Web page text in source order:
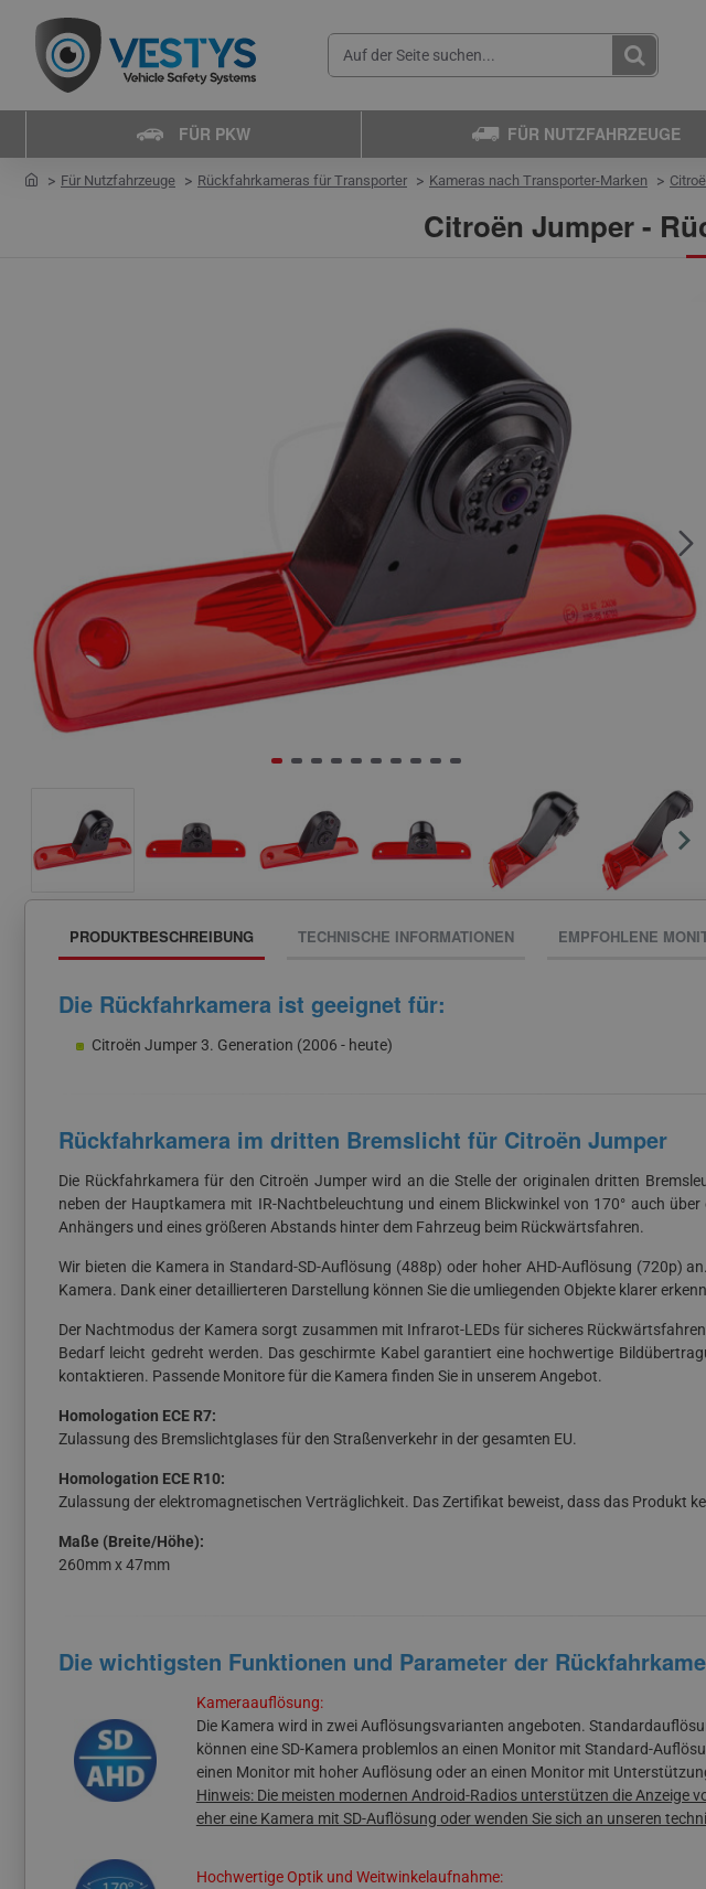
Auf
Seite
FÜR PKW FÜR NUTZFAHRZEUGE
Citroën Jumper -
homeFür Nutzfahrzeuge Rückfahrkameras für Transporter Kameras nach Transporter-Marken
PRODUKTBESCHREIBUNG TECHNISCHE INFORMATIONEN EMPFOHLENE
Die Rückfahrkamera ist geeignet für:
Citroën Jumper 3. Generation (2006 - heute)
Rückfahrkamera im dritten Bremslicht für Citroën Jumper
Die Rückfahrkamera für den Citroën Jumper wird an die Stelle der originalen dritten
neben der Hauptkamera mit IR-Nachtbeleuchtung und einem Blickwinkel von 170° auch
Anhängers und eines größeren Abstands hinter dem Fahrzeug beim Rückwärtsfahren.
Wir bieten die Kamera in Standard-SD-Auflösung (488p) oder hoher AHD-Auflösung (720p)
Kamera. Dank einer detaillierteren Darstellung können Sie die umliegenden Objekte klarer
Der Nachtmodus der Kamera sorgt zusammen mit Infrarot-LEDs für sicheres
Bedarf leicht gedreht werden. Das geschirmte Kabel garantiert eine hochwertige
kontaktieren. Passende Monitore für die Kamera finden Sie in unserem Angebot.
Homologation ECE R7:
Zulassung des Bremslichtglases für den Straßenverkehr in der gesamten EU.
Homologation ECE R10:
Zulassung der elektromagnetischen Verträglichkeit. Das Zertifikat beweist, dass das Produkt
Maße (Breite/Höhe):
260mm x 47mm
Die wichtigsten Funktionen und Parameter der
Kameraauflösung:
Die Kamera wird in zwei Auflösungsvarianten angeboten.
können eine SD-Kamera problemlos an einen Monitor mit Standard-
einen Monitor mit hoher Auflösung oder an einen Monitor mit
Hinweis: Die meisten modernen Android-Radios unterstützen die Anzeige
eher eine Kamera mit SD-Auflösung oder wenden Sie sich an unseren
Hochwertige Optik und Weitwinkelaufnahme: